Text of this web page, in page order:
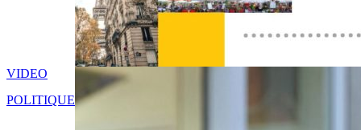
VIDEO
POLITIQUE